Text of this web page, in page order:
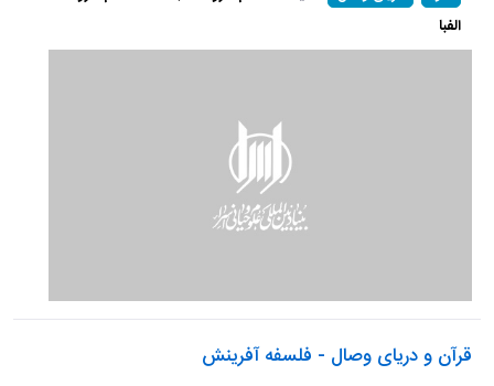
الفبا
قرآن و دریای وصال - فلسفه آفرینش